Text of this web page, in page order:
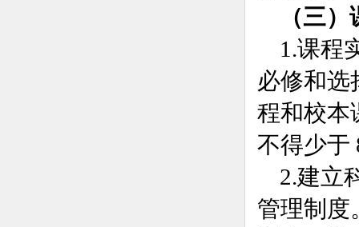
（三
1.课程
必修和选
程和校本
不得少于
2.建立
管理制度